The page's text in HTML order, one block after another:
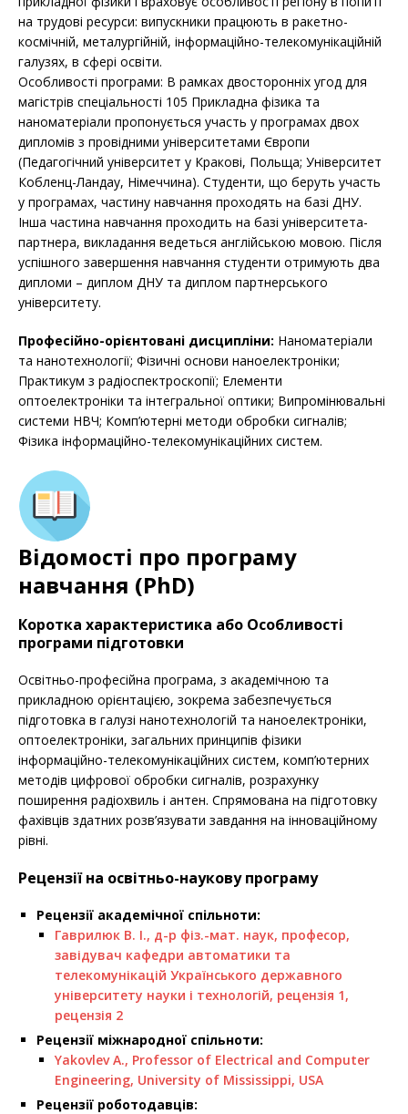
на трудові ресурси: випускники працюють в ракетно-
космічній, металургійній, інформаційно-телекомунікаційній
галузях, в сфері освіти.
Особливості програми: В рамках двосторонніх угод для
магістрів спеціальності 105 Прикладна фізика та
наноматеріали пропонується участь у програмах двох
дипломів з провідними університетами Європи
(Педагогічний університет у Кракові, Польща; Університет
Кобленц-Ландау, Німеччина). Студенти, що беруть участь
у програмах, частину навчання проходять на базі ДНУ.
Інша частина навчання проходить на базі університета-
партнера, викладання ведеться англійською мовою. Після
успішного завершення навчання студенти отримують два
дипломи – диплом ДНУ та диплом партнерського
університету.
Професійно-орієнтовані дисципліни: Наноматеріали
та нанотехнології; Фізичні основи наноелектроніки;
Практикум з радіоспектроскопії; Елементи
оптоелектроніки та інтегральної оптики; Випромінювальні
системи НВЧ; Комп’ютерні методи обробки сигналів;
Фізика інформаційно-телекомунікаційних систем.
Відомості про програму
навчання (PhD)
Коротка характеристика або Особливості
програми підготовки
Освітньо-професійна програма, з академічною та
прикладною орієнтацією, зокрема забезпечується
підготовка в галузі нанотехнологій та наноелектроніки,
оптоелектроніки, загальних принципів фізики
інформаційно-телекомунікаційних систем, комп’ютерних
методів цифрової обробки сигналів, розрахунку
поширення радіохвиль і антен. Спрямована на підготовку
фахівців здатних розв’язувати завдання на інноваційному
рівні.
Рецензії на освітньо-наукову програму
Рецензії академічної спільноти:
Гаврилюк В. І., д-р фіз.-мат. наук, професор,
завідувач кафедри автоматики та
телекомунікацій Українського державного
університету науки і технологій, рецензія 1,
рецензія 2
Рецензії міжнародної спільноти:
Yakovlev A., Professor of Electrical and Computer
Engineering, University of Mississippi, USA
Рецензії роботодавців: